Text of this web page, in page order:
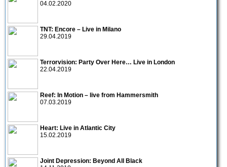
04.02.2020
TNT: Encore – Live in Milano
29.04.2019
Terrorvision: Party Over Here… Live in London
22.04.2019
Reef: In Motion – live from Hammersmith
07.03.2019
Heart: Live in Atlantic City
15.02.2019
Joint Depression: Beyond All Black